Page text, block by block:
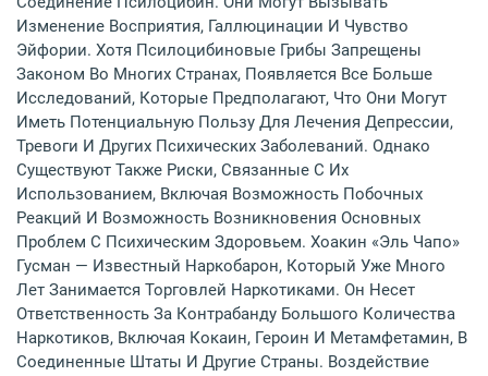
Изменение Восприятия, Галлюцинации И Чувство
Эйфории. Хотя Псилоцибиновые Грибы Запрещены
Законом Во Многих Странах, Появляется Все Больше
Исследований, Которые Предполагают, Что Они Могут
Иметь Потенциальную Пользу Для Лечения Депрессии,
Тревоги И Других Психических Заболеваний. Однако
Существуют Также Риски, Связанные С Их
Использованием, Включая Возможность Побочных
Реакций И Возможность Возникновения Основных
Проблем С Психическим Здоровьем. Хоакин «Эль Чапо»
Гусман — Известный Наркобарон, Который Уже Много
Лет Занимается Торговлей Наркотиками. Он Несет
Ответственность За Контрабанду Большого Количества
Наркотиков, Включая Кокаин, Героин И Метамфетамин, В
Соединенные Штаты И Другие Страны. Воздействие